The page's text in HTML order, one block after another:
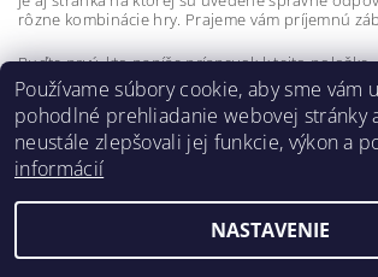
rôzne kombinácie hry. Prajeme vám príjemnú
Buďte prvý, kto napíše príspevok k tejto položke.
Pridať komentár
2026 ©hudobnavychova.sk, všetky práva
Používame súbory cookie, aby sme vám
pohodlné prehliadanie webovej stránky
neustále zlepšovali jej funkcie, výkon a
informácií
NASTAVENIE